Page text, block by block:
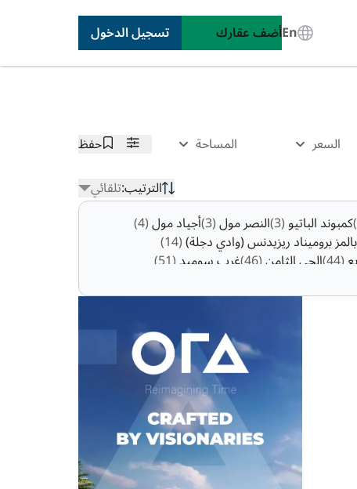
Enأضف عقارك تسجيل الدخول
السعر المساحة حفظ
الترتيب:تلقائي
كمبوند الباتيو(3) النصر مول(3) أجياد مول(4)
بروميناد ريزيدنس (وادي دجلة)(14)
(44) الحي الثامن(46) غرب سوميد(51)
ويست 11 مول (515)